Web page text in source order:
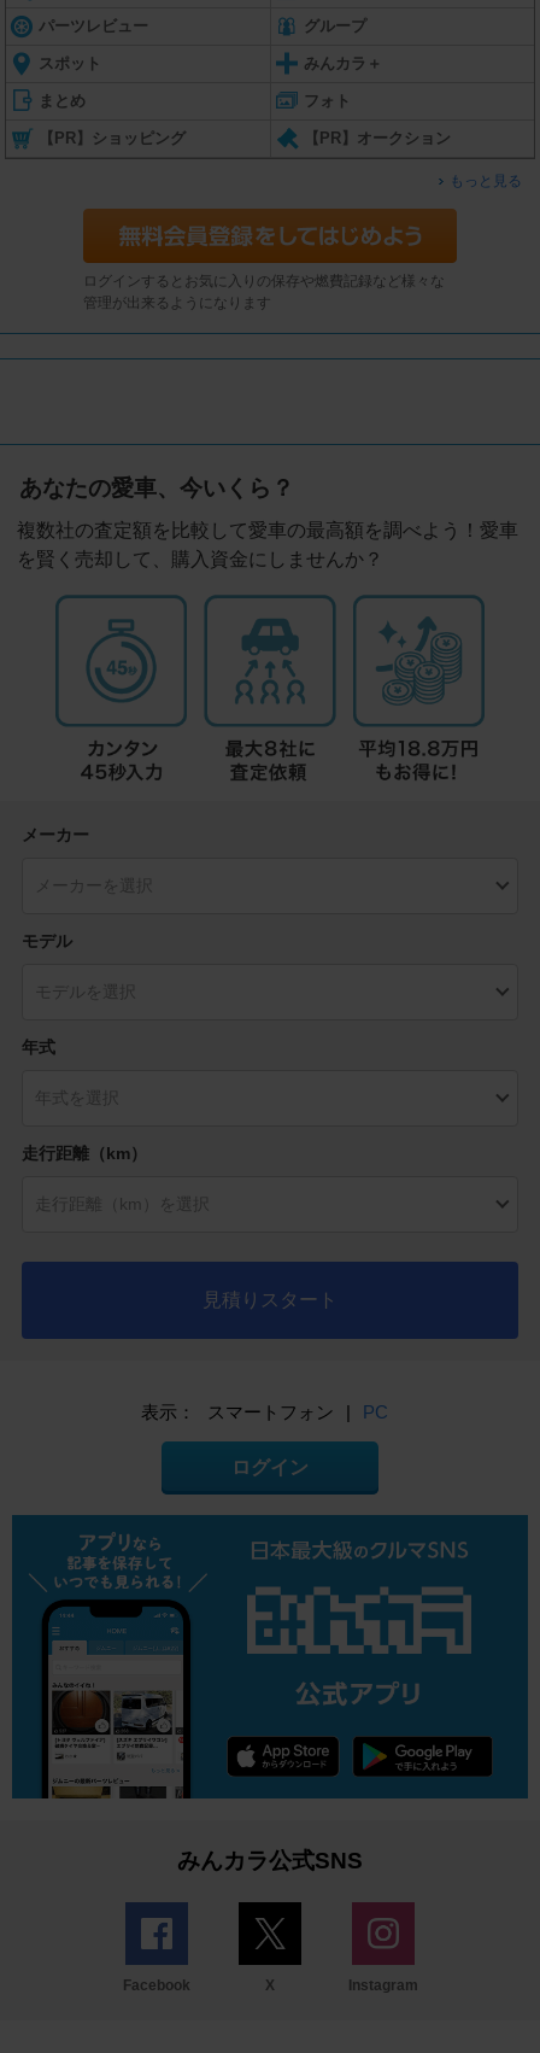
パーツレビュー グループ
スポット みんカラ＋
まとめ フォト
【PR】ショッピング 【PR】オークション
もっと見る
ログインするとお気に入りの保存や燃費記録など様々な
管理が出来るようになります
あなたの愛車、今いくら？
複数社の査定額を比較して愛車の最高額を調べよう！愛車
を賢く売却して、購入資金にしませんか？
メーカー
モデル
年式
走行距離（km）
見積りスタート
表示： スマートフォン PC
ログイン
みんカラ公式SNS
Facebook X Instagram